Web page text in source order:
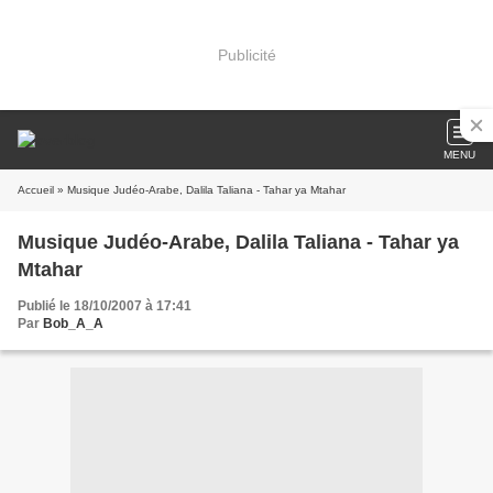
Publicité
MENU
Accueil » Musique Judéo-Arabe, Dalila Taliana - Tahar ya Mtahar
Musique Judéo-Arabe, Dalila Taliana - Tahar ya
Mtahar
Publié le 18/10/2007 à 17:41
Par Bob_A_A